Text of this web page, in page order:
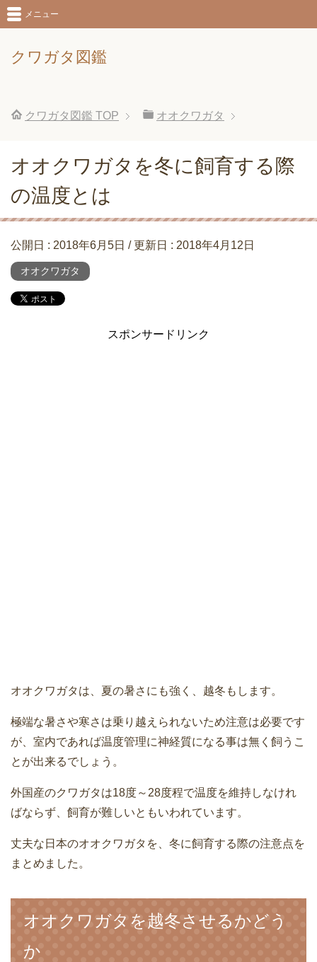
クワガタ図鑑
メニュー
クワガタ図鑑 TOP オオクワガタ
オオクワガタを冬に飼育する際
の温度とは
公開日 : 2018年6月5日 / 更新日 : 2018年4月12日
オオクワガタ
スポンサードリンク
オオクワガタは、夏の暑さにも強く、越冬もします。
極端な暑さや寒さは乗り越えられないため注意は必要です
が、室内であれば温度管理に神経質になる事は無く飼うこ
とが出来るでしょう。
外国産のクワガタは18度～28度程で温度を維持しなけれ
ばならず、飼育が難しいともいわれています。
丈夫な日本のオオクワガタを、冬に飼育する際の注意点を
まとめました。
オオクワガタを越冬させるかどう
か